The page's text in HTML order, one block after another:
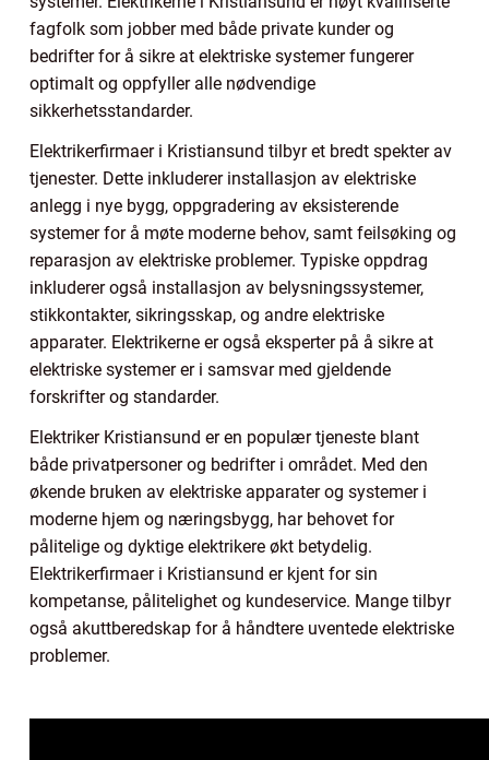
fagfolk som jobber med både private kunder og
bedrifter for å sikre at elektriske systemer fungerer
optimalt og oppfyller alle nødvendige
sikkerhetsstandarder.
Elektrikerfirmaer i Kristiansund tilbyr et bredt spekter av
tjenester. Dette inkluderer installasjon av elektriske
anlegg i nye bygg, oppgradering av eksisterende
systemer for å møte moderne behov, samt feilsøking og
reparasjon av elektriske problemer. Typiske oppdrag
inkluderer også installasjon av belysningssystemer,
stikkontakter, sikringsskap, og andre elektriske
apparater. Elektrikerne er også eksperter på å sikre at
elektriske systemer er i samsvar med gjeldende
forskrifter og standarder.
Elektriker Kristiansund er en populær tjeneste blant
både privatpersoner og bedrifter i området. Med den
økende bruken av elektriske apparater og systemer i
moderne hjem og næringsbygg, har behovet for
pålitelige og dyktige elektrikere økt betydelig.
Elektrikerfirmaer i Kristiansund er kjent for sin
kompetanse, pålitelighet og kundeservice. Mange tilbyr
også akuttberedskap for å håndtere uventede elektriske
problemer.